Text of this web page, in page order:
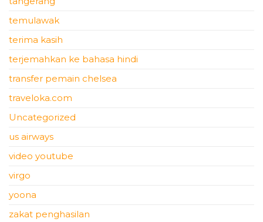
temulawak
terima kasih
terjemahkan ke bahasa hindi
transfer pemain chelsea
traveloka.com
Uncategorized
us airways
video youtube
virgo
yoona
zakat penghasilan